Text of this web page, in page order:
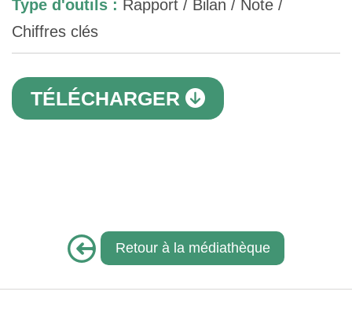
Type d'outils : Rapport / Bilan / Note /
Chiffres clés
TÉLÉCHARGER
Retour à la médiathèque